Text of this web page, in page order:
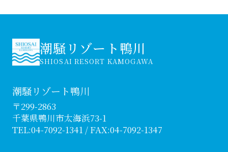
潮騒リゾート鴨川
SHIOSAI RESORT KAMOGAWA
潮騒リゾート鴨川
〒299-2863
千葉県鴨川市太海浜73-1
TEL:04-7092-1341/ FAX:04-7092-1347